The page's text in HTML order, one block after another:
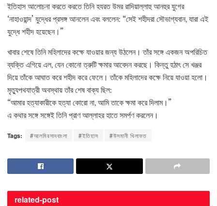
ইতিহাস আলোচনা করতে করতে তিনি হযরত উমর রাদিয়াল্লাহু আনহুর যুগের
‘নাহাওয়ান্দ’ যুদ্ধের প্রসঙ্গ আনলেন এবং বললেন: “সেই শহীদরা সৌভাগ্যবান, যারা এই
যুদ্ধে শহীদ হয়েছেন।”
খাবার শেষে তিনি মহিলাদের কক্ষে যাওয়ার জন্য উঠলেন। তাঁর সঙ্গে একজন অপরিচিত
ব্যক্তি এগিয়ে এল, যেন কোনো ত্রুটি ক্ষমার আবেদন করছে। কিন্তু হঠাৎ সে খঞ্জর
দিয়ে তাঁকে আঘাত করে শহীদ করে ফেলে। তাঁকে মহিলাদের কক্ষে নিয়ে যাওয়া হলো।
মৃত্যুপথযাত্রী অবস্থায় তাঁর শেষ বাক্য ছিল:
“আমার হত্যাকারীকে হত্যা কোরো না, আমি তাকে ক্ষমা করে দিলাম।”
এ কথার সঙ্গে সঙ্গেই তিনি প্রাণ আল্লাহর হাতে সমর্পণ করলেন।
Tags: #আলমিরসাদবাংলা #ইতিহাস #উসমানী খিলাফত
related-post